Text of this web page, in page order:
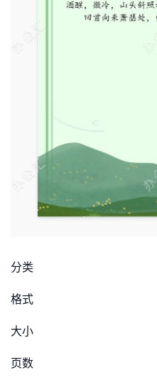
分类
格式
大小
页数